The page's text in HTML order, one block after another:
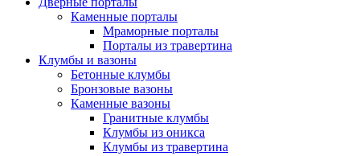
Каменные порталы
Мраморные порталы
Порталы из травертина
Клумбы и вазоны
Бетонные клумбы
Бронзовые вазоны
Каменные вазоны
Гранитные клумбы
Клумбы из оникса
Клумбы из травертина